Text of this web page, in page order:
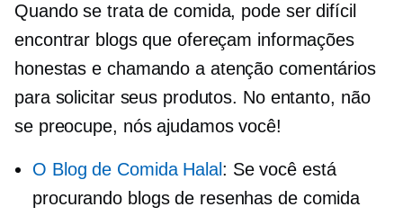
Quando se trata de comida, pode ser difícil
encontrar blogs que ofereçam informações
honestas e chamando a atenção comentários
para solicitar seus produtos. No entanto, não
se preocupe, nós ajudamos você!
O Blog de Comida Halal : Se você está
procurando blogs de resenhas de comida